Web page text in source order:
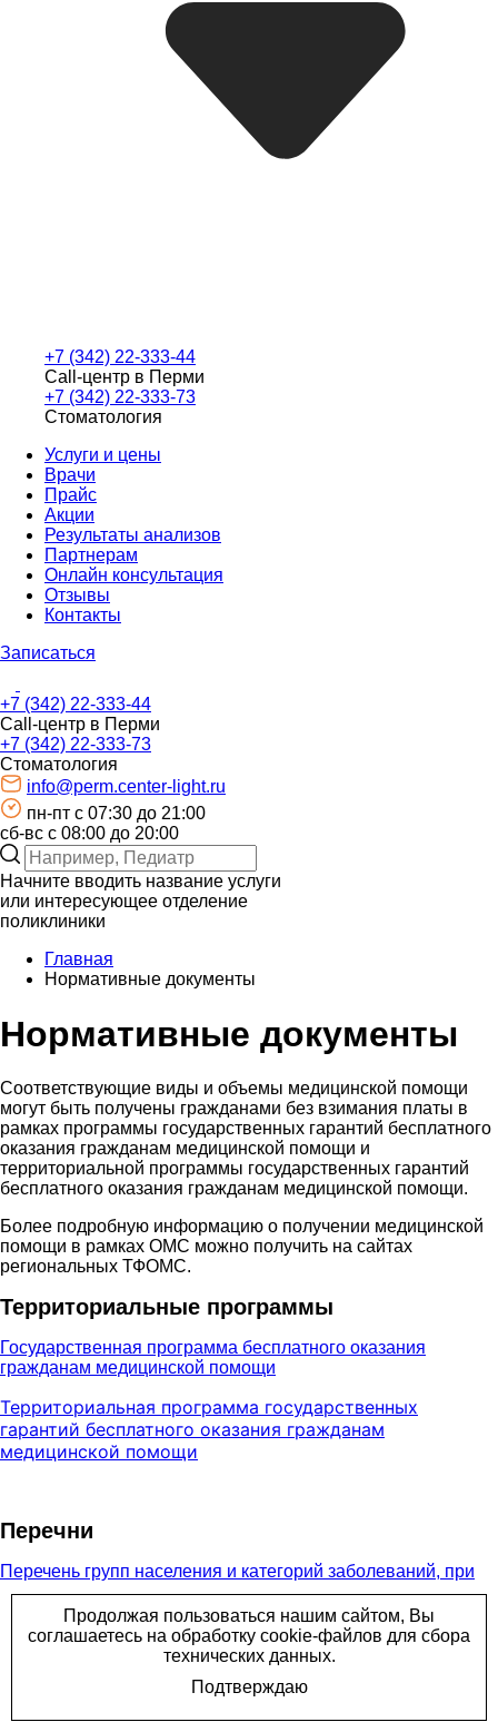
+7 (342) 22-333-44
Call-центр в Перми
+7 (342) 22-333-73
Стоматология
Услуги и цены
Врачи
Прайс
Акции
Результаты анализов
Партнерам
Онлайн консультация
Отзывы
Контакты
Записаться
+7 (342) 22-333-44
Call-центр в Перми
+7 (342) 22-333-73
Стоматология
info@perm.center-light.ru
пн-пт c 07:30 до 21:00
сб-вс с 08:00 до 20:00
Начните вводить название услуги
или интересующее отделение
поликлиники
Главная
Нормативные документы
Нормативные документы
Соответствующие виды и объемы медицинской помощи
могут быть получены гражданами без взимания платы в
рамках программы государственных гарантий бесплатного
оказания гражданам медицинской помощи и
территориальной программы государственных гарантий
бесплатного оказания гражданам медицинской помощи.
Более подробную информацию о получении медицинской
помощи в рамках ОМС можно получить на сайтах
региональных ТФОМС.
Территориальные программы
Государственная программа бесплатного оказания
гражданам медицинской помощи
Территориальная программа государственных
гарантий бесплатного оказания гражданам
медицинской помощи
Перечни
Перечень групп населения и категорий заболеваний, при
амбулаторном лечении которых лекарственные средства и
изделия медицинского назначения отпускаются по
рецептам врачей бесплатно
Перечень групп населения, при амбулаторном лечении
которых лекарственные средства отпускаются по рецептам